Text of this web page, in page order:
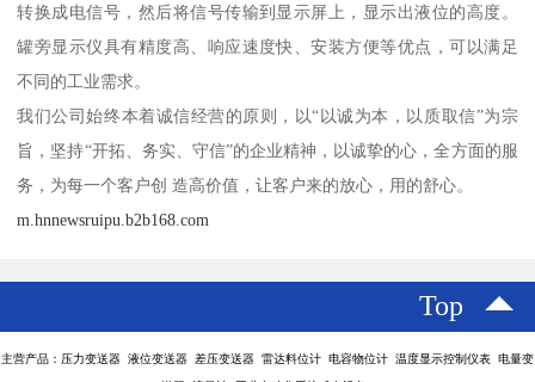
转换成电信号，然后将信号传输到显示屏上，显示出液位的高度。
罐旁显示仪具有精度高、响应速度快、安装方便等优点，可以满足
不同的工业需求。
我们公司始终本着诚信经营的原则，以“以诚为本，以质取信”为宗
旨，坚持“开拓、务实、守信”的企业精神，以诚挚的心，全方面的服
务，为每一个客户创 造高价值，让客户来的放心，用的舒心。
m.hnnewsruipu.b2b168.com
Top
主营产品：压力变送器 液位变送器 差压变送器 雷达料位计 电容物位计 温度显示控制仪表 电量变